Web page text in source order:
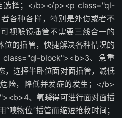
选择；</b></p><p class="ql-
各种各样，特别是外伤或者不
视喉镜插管不需要三线合一的
位的插管，快捷解决各种情况的
block"><b>3、急重
，选择半卧位面对面插管，减低
险，降低并发症的发生；</b>
、氧瞬得可进行面对面插
嗅物位”插管而缩短抢救时间；